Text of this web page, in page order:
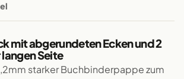
mit abgerundeten Ecken und 2
Seite
starker Buchbinderpappe zum